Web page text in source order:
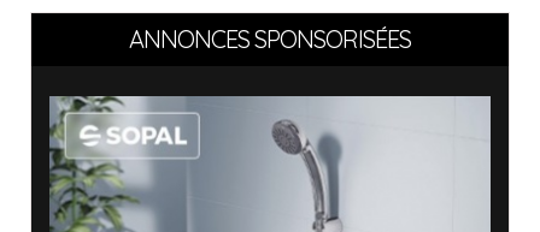
ANNONCES SPONSORISÉES